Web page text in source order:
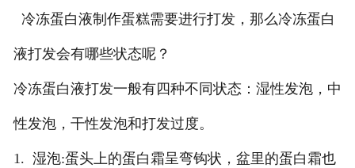
北京鸡蛋干
冷冻蛋白液制作蛋糕需要进行打发，那么冷冻蛋白
液打发会有哪些状态呢？
冷冻蛋白液打发一般有四种不同状态：湿性发泡，中
性发泡，干性发泡和打发过度。
1. 湿泡:蛋头上的蛋白霜呈弯钩状，盆里的蛋白霜也